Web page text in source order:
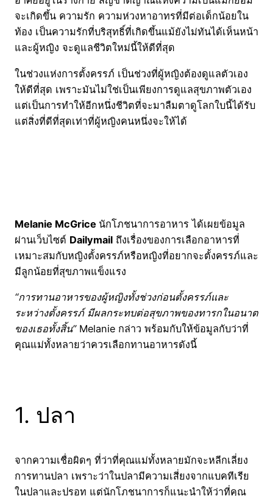
จะเกิดขึ้น ความรัก ความห่วงหาอาทรที่มีต่อเด็กน้อยใน
ท้อง เป็นความรักที่บริสุทธิ์ที่เกิดขึ้นแม้ยังไม่ทันได้เห็นหน้า
และผู้หญิง จะดูแลชีวิตใหม่นี้ให้ดีที่สุด
ในช่วงแห่งการตั้งครรภ์ เป็นช่วงที่ผู้หญิงต้องดูแลตัวเอง
ให้ดีที่สุด เพราะมันไม่ใช่เป็นเพียงการดูแลสุขภาพตัวเอง
แต่เป็นการทำให้อีกหนึ่งชีวิตที่จะมาลืมตาดูโลกใบนี้ได้รับ
แต่สิ่งที่ดีที่สุดเท่าที่ผู้หญิงคนหนึ่งจะให้ได้
Melanie McGrice นักโภชนาการอาหาร ได้เผยข้อมูล
ผ่านเว็บไซต์ Dailymail ถึงเรื่องของการเลือกอาหารที่
เหมาะสมกับหญิงตั้งครรภ์หรือหญิงที่อยากจะตั้งครรภ์และ
มีลูกน้อยที่สุขภาพแข็งแรง
“การทานอาหารของผู้หญิงทั้งช่วงก่อนตั้งครรภ์และ
ระหว่างตั้งครรภ์ มีผลกระทบต่อสุขภาพของทารกในอนาต
ของเธอทั้งสิ้น”Melanie กล่าว พร้อมกับให้ข้อมูลกับว่าที่
คุณแม่ทั้งหลายว่าควรเลือกทานอาหารดังนี้
1. ปลา
จากความเชื่อผิดๆ ที่ว่าที่คุณแม่ทั้งหลายมักจะหลีกเลี่ยง
การทานปลา เพราะว่าในปลามีความเสี่ยงจากแบคทีเรีย
ในปลาและปรอท แต่นักโภชนาการก็แนะนำให้ว่าที่คุณ